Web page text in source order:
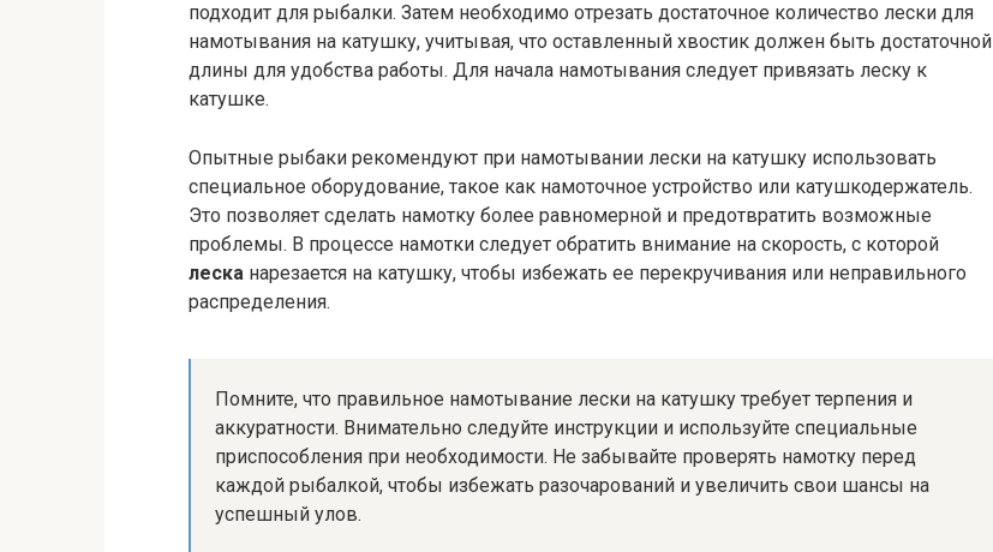
подходит для рыбалки. Затем необходимо отрезать достаточное количество лески для
намотывания на катушку, учитывая, что оставленный хвостик должен быть достаточной
длины для удобства работы. Для начала намотывания следует привязать леску к
катушке.
Опытные рыбаки рекомендуют при намотывании лески на катушку использовать
специальное оборудование, такое как намоточное устройство или катушкодержатель.
Это позволяет сделать намотку более равномерной и предотвратить возможные
проблемы. В процессе намотки следует обратить внимание на скорость, с которой
леска нарезается на катушку, чтобы избежать ее перекручивания или неправильного
распределения.
Помните, что правильное намотывание лески на катушку требует терпения и
аккуратности. Внимательно следуйте инструкции и используйте специальные
приспособления при необходимости. Не забывайте проверять намотку перед
каждой рыбалкой, чтобы избежать разочарований и увеличить свои шансы на
успешный улов.